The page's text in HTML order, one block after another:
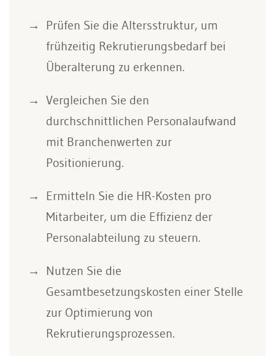
Prüfen Sie die Altersstruktur, um
frühzeitig Rekrutierungsbedarf bei
Überalterung zu erkennen.
Vergleichen Sie den
durchschnittlichen Personalaufwand
mit Branchenwerten zur
Positionierung.
Ermitteln Sie die HR-Kosten pro
Mitarbeiter, um die Effizienz der
Personalabteilung zu steuern.
Nutzen Sie die
Gesamtbesetzungskosten einer Stelle
zur Optimierung von
Rekrutierungsprozessen.